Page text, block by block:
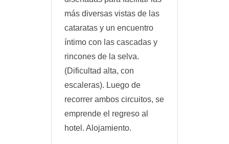
más diversas vistas de las
cataratas y un encuentro
íntimo con las cascadas y
rincones de la selva.
(Dificultad alta, con
escaleras). Luego de
recorrer ambos circuitos, se
emprende el regreso al
hotel. Alojamiento.